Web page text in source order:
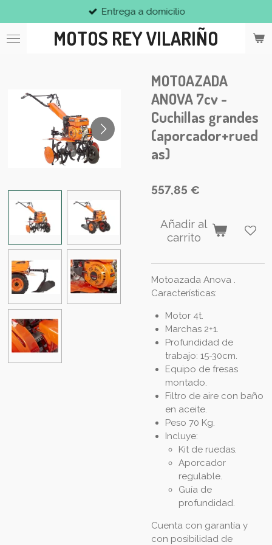
al
contenido
MOTOS REY VILARIÑO
Entrega a domicilio
MOTOAZADA
ANOVA 7cv -
Cuchillas grandes
(aporcador+rued
as)
557,85 €
Añadir al
carrito
Motoazada Anova .
Características:
Motor 4t.
Marchas 2+1.
Profundidad de
trabajo: 15-30cm.
Equipo de fresas
montado.
Filtro de aire con baño
en aceite.
Peso 70 Kg.
Incluye:
Kit de ruedas.
Aporcador
regulable.
Guía de
profundidad.
Cuenta con garantía y
con posibilidad de